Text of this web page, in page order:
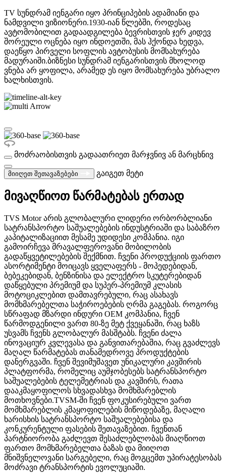
TV სუნდრამ იენგარი იყო პრინციპების ადამიანი და
ნამდვილი ვიზიონერი.1930-იან წლებში, როდესაც
ავტომობილით გადაადგილება ბევრისთვის ჯერ კიდევ
შორეული ოცნება იყო ინდოეთში, მას ჰქონდა ხედვა,
დაეწყო პირველი სოფლის ავტობუსის მომსახურება
მადურაიში.ბიზნესი სუნდრამ იენგარისთვის მხოლოდ
ვნება არ ყოფილა, არამედ ეს იყო მომსახურება უბრალო
ხალხისთვის.
მოძრაობისთვის გადაათრიეთ მარჯვნივ ან მარცხნივ
მიიღეთ შეთავაზებები გაიგეთ მეტი
მივაღწიოთ წარმატებას ერთად
TVS Motor არის გლობალური ლიდერი ორბორბლიანი
სატრანსპორტო საშუალებების ინდუსტრიაში და საბაზრო
კაპიტალიზაციით მესამე უდიდესი კომპანია. იგი
გამოირჩევა მრავალფეროვანი მობილობის
გადაწყვეტილებების შექმნით. ჩვენი პროდუქციის ფართო
ასორტიმენტი მოიცავს ყველაფერს - მოპედებიდან,
ბებეკებიდან, ბენზინისა და ელექტრო სკუტერებიდან
დაწყებული პრემიუმ და სუპერ-პრემიუმ კლასის
მოტოციკლებით დამთავრებული, რაც ასახავს
მომხმარებელთა საჭიროებების ღრმა გაგებას. როგორც
სწრაფად მზარდი ინდური OEM კომპანია, ჩვენ
წარმოდგენილი ვართ 80-ზე მეტ ქვეყანაში, რაც ხაზს
უსვამს ჩვენს გლობალურ მასშტაბს. ჩვენი ძალა
ინოვაციურ კვლევასა და განვითარებაშია, რაც გვაძლევს
მაღალ წარმატებას თანამედროვე პროდუქტების
დანერგვაში. ჩვენ შევიმუშავეთ უნიკალური კავშირის
პლატფორმა, რომელიც აუმჯობესებს სატრანსპორტო
საშუალებების ტელემეტრიას და კავშირს, რათა
დააკმაყოფილოს სხვადასხვა მომხმარებლის
მოთხოვნები.TVSM-ში ჩვენ ფოკუსირებული ვართ
მომხმარებლის კმაყოფილების მიწოდებაზე, მაღალი
ხარისხის სატრანსპორტო საშუალებებისა და
კონკურენტული ფასების შეთავაზებით. ჩვენთან
პარტნიორობა გაძლევთ შესაძლებლობას მიაღწიოთ
ფართო მომხმარებელთა ბაზას და მიიღოთ
მნიშვნელოვანი სარგებელი, რაც მოგცემთ უპირატესობას
მოძრავი ტრანსპორტის ევოლუციაში.